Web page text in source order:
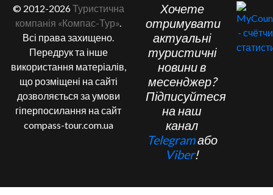
© 2012-2026Туристична
компанія «Компас-Тур»
Всі права захищено.
Передрук та інше
використання матеріалів,
що розміщені на сайті
дозволяється за умови
гіперпосилання на сайт
compass-tour.com.ua
Хочете
отримувати
актуальні
туристичні
новини в
месенджер?
Підписуйтеся
на наш
канал
Telegramабо
Viber!